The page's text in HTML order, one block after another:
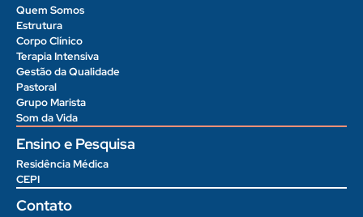
Quem Somos
Estrutura
Corpo Clínico
Terapia Intensiva
Gestão da Qualidade
Pastoral
Grupo Marista
Som da Vida
Ensino e Pesquisa
Residência Médica
CEPI
Contato